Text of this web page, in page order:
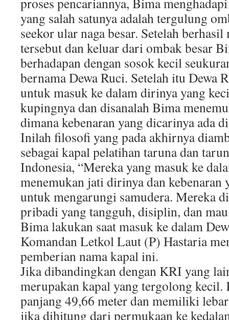
yang salah satunya adalah tergulung
seekor ular naga besar. Setelah
tersebut dan keluar dari ombak besar
berhadapan dengan sosok kecil
bernama Dewa Ruci. Setelah itu Dewa
untuk masuk ke dalam dirinya yang
kupingnya dan disanalah Bima
dimana kebenaran yang dicarinya ada
Inilah filosofi yang pada akhirnya
sebagai kapal pelatihan taruna dan
Indonesia, “Mereka yang masuk ke
menemukan jati dirinya dan kebenaran
untuk mengarungi samudera. Mereka
pribadi yang tangguh, disiplin, dan
Bima lakukan saat masuk ke dalam
Komandan Letkol Laut (P) Hastaria
pemberian nama kapal ini.
Jika dibandingkan dengan KRI yang
merupakan kapal yang tergolong
panjang 49,66 meter dan memiliki
jika dihitung dari permukaan ke